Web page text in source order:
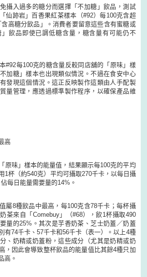
攝入過多的糖分而選擇「不加糖」飲品，測試
仙跡岩」百香果紅茶樣本（#92）每100克含超
高糖分飲品」。消費者要留意這些含有蜜糖或
飲品即使已調低糖含量，糖含量有可能仍不
#92每100克的糖含量反較同店舖的「原味」樣
加糖」樣本也出現類似情況。不過在食安中心
發現這個情況。這正反映製作這類由人手配製
量管理，應透過標準製作程序，以確保產品維
高
原味」樣本的能量值，結果顯示每100克的平均
1杯（約540克）平均可攝取270千卡，以每日攝
每日能量需要量的14%。
屬8種飲品中最高，每100克含78千卡；每杯攝
茶來自「Comebuy」（#68），飲1杯攝取490
量的25%。其次是芋香奶茶、芝士奶蓋／奶蓋
有74千卡、57千卡和56千卡（表一）。以上4種
、奶精或奶蓋粉，這些成分（尤其是奶精或奶
，因此會導致整杯飲品的能量值比其餘4種只加
高。